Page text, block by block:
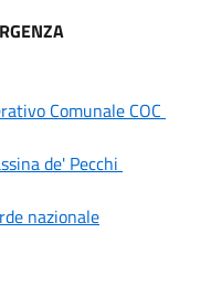
Comunale COC
de' Pecchi
nazionale